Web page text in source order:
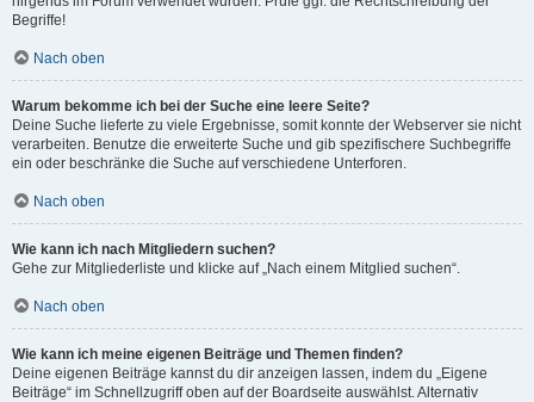
Begriffe!
Nach oben
Warum bekomme ich bei der Suche eine leere Seite?
Deine Suche lieferte zu viele Ergebnisse, somit konnte der Webserver sie nicht
verarbeiten. Benutze die erweiterte Suche und gib spezifischere Suchbegriffe
ein oder beschränke die Suche auf verschiedene Unterforen.
Nach oben
Wie kann ich nach Mitgliedern suchen?
Gehe zur Mitgliederliste und klicke auf „Nach einem Mitglied suchen“.
Nach oben
Wie kann ich meine eigenen Beiträge und Themen finden?
Deine eigenen Beiträge kannst du dir anzeigen lassen, indem du „Eigene
Beiträge“ im Schnellzugriff oben auf der Boardseite auswählst. Alternativ